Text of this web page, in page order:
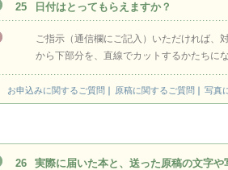
25 日付はとってもらえますか？
ご指示（通信欄にご記入）いただければ、
から下部分を、直線でカットするかたちに
お申込みに関するご質問 原稿に関するご質問 写真
26 実際に届いた本と、送った原稿の文字